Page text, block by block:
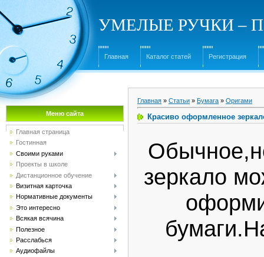
УМЕЛЫЕ РУЧКИ –
Главная Каталог статей Регистрация
Меню сайта
Главная страница
Гостинная
Своими руками
Проекты в школе
Дистанционное обучение
Визитная карточка
Нормативные документы
Это интересно
Всякая всячина
Полезное
Расслабься
Аудиофайлы
Главная » Статьи » Бумага » Оригами
Красиво оформленное
зеркало